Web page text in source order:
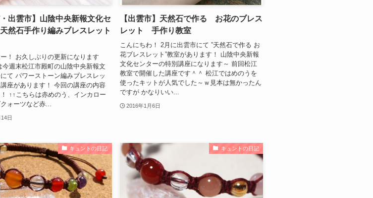
・出雲市】山陰中央新報文化セ
然石手作り編みブレスレット
！ お久しぶりの更新になります
週末松江市殿町の山陰中央新報文
て パワーストーン編みブレスレッ
講座があります！ 今回の講座の内容
↑↑こちらは赤めのう、インカロー
ォーツなど赤...
日
【出雲市】天然石で作る お花のブレス
レット 手作り教室
こんにちわ！ 2月に出雲市にて ”天然石で作る お
花ブレスレット”教室があります！ 山陰中央新報
文化センターの特別講座になります～ 前回松江
教室で開催した講座です＾＾ 松江ではめのうを
使ったキットが人気でした～ｗ見本は無かったん
ですが かなりいい...
2016年1月6日
キュントの日記 キュントの日記